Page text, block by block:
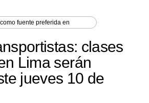
como fuente preferida en
clases
Lima serán
jueves 10 de